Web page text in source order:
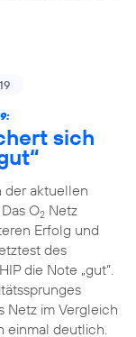
sich
der aktuellen
O2Netz
Erfolg und
des
die Note „gut“.
Netz im Vergleich
einmal deutlich.